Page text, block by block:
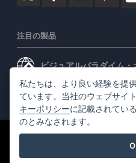
注目の製品
ビジュアルパラダイム・
ビジュアルパラダイムデ
©2026 by Visual Paradigm. 全ての
私たちは、より良い経験を提
ています。当社のウェブサイ
キーポリシーに記載されてい
のとみなされます。